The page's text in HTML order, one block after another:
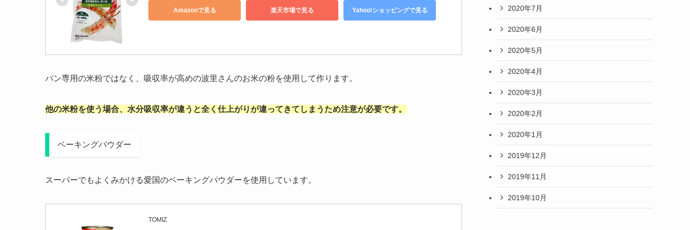
Amazonで見る 楽天市場で見る Yahoo!ショッピングで見る
パン専用の米粉ではなく、吸収率が高めの波里さんのお米の粉を使用して作ります。
他の米粉を使う場合、水分吸収率が違うと全く仕上がりが違ってきてしまうため注意が必要です。
ベーキングパウダー
スーパーでもよくみかける愛国のベーキングパウダーを使用しています。
TOMIZ
2020年7月
2020年6月
2020年5月
2020年4月
2020年3月
2020年2月
2020年1月
2019年12月
2019年11月
2019年10月